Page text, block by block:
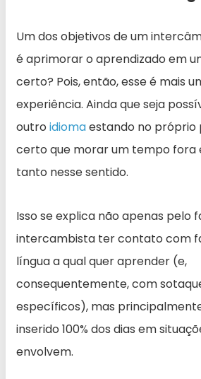
Um dos objetivos de um
é aprimorar o aprendizado em
certo? Pois, então, esse é mais
experiência. Ainda que seja
outro idiomaestando no próprio
certo que morar um tempo fora
tanto nesse sentido.
Isso se explica não apenas pelo
intercambista ter contato com
língua a qual quer aprender (e,
consequentemente, com
específicos), mas
inserido 100% dos dias em
envolvem.